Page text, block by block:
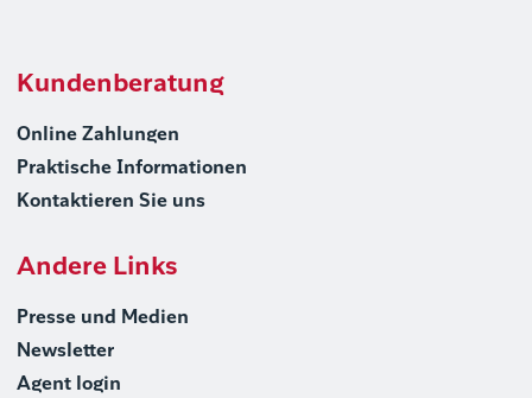
Kundenberatung
Online Zahlungen
Praktische Informationen
Kontaktieren Sie uns
Andere Links
Presse und Medien
Newsletter
Agent login